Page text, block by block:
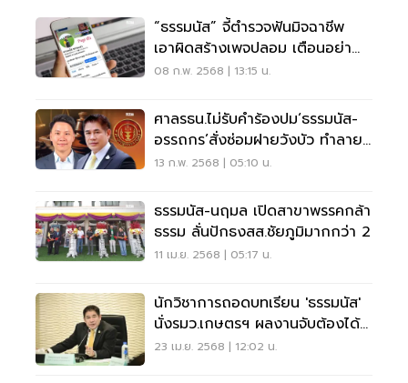
“ธรรมนัส” จี้ตำรวจฟันมิจฉาชีพ
เอาผิดสร้างเพจปลอม เตือนอย่า
หลงเชื่อ
08 ก.พ. 2568 | 13:15 น.
ศาลรธน.ไม่รับคำร้องปม‘ธรรมนัส-
อรรถกร’สั่งซ่อมฝายวังบัว ทำลาย
ระบบนิเวศ
13 ก.พ. 2568 | 05:10 น.
ธรรมนัส-นฤมล เปิดสาขาพรรคกล้า
ธรรม ลั่นปักธงสส.ชัยภูมิมากกว่า 2
11 เม.ย. 2568 | 05:17 น.
นักวิชาการถอดบทเรียน 'ธรรมนัส'
นั่งรมว.เกษตรฯ ผลงานจับต้องได้
จริง
23 เม.ย. 2568 | 12:02 น.